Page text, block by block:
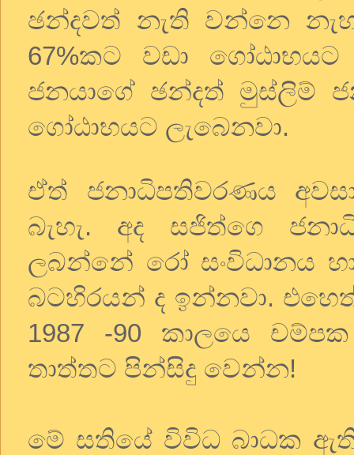
ඡන්දවත් නැති වන්නෙ
67%කට වඩා
ජනයාගේ ඡන්දත් මුස්ලිම්
ගෝඨාභයට ලැබෙනවා.
ඒත් ජනාධිපතිවරණය
බැහැ. අද සජිත්ගෙ
ලබන්නේ රෝ සංවිධානය
බටහිරයන් ද ඉන්නවා.
1987 -90 කාලයෙ
තාත්තට පින්සිදු වෙන්න!
මේ සතියේ විවිධ බාධක